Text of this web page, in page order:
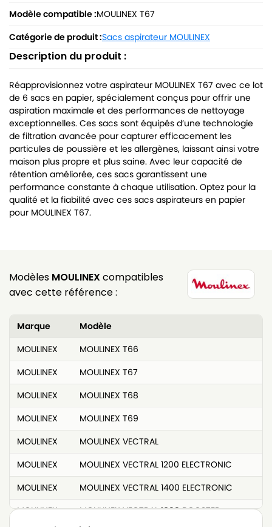
Modèle compatible :MOULINEX T67
Catégorie de produit :Sacs aspirateur MOULINEX
Description du produit :
Réapprovisionnez votre aspirateur MOULINEX T67 avec ce lot
de 6 sacs en papier, spécialement conçus pour offrir une
aspiration maximale et des performances de nettoyage
exceptionnelles. Ces sacs sont équipés d’une technologie
de filtration avancée pour capturer efficacement les
particules de poussière et les allergènes, laissant ainsi votre
maison plus propre et plus saine. Avec leur capacité de
rétention améliorée, ces sacs garantissent une
performance constante à chaque utilisation. Optez pour la
qualité et la fiabilité avec ces sacs aspirateurs en papier
pour MOULINEX T67.
Modèles MOULINEXcompatibles
avec cette référence :
Marque
Modèle
MOULINEX
MOULINEX T66
MOULINEX
MOULINEX T67
MOULINEX
MOULINEX T68
MOULINEX
MOULINEX T69
MOULINEX
MOULINEX VECTRAL
MOULINEX
MOULINEX VECTRAL 1200 ELECTRONIC
MOULINEX
MOULINEX VECTRAL 1400 ELECTRONIC
MOULINEX
MOULINEX VECTRAL 1600 BOOSTER